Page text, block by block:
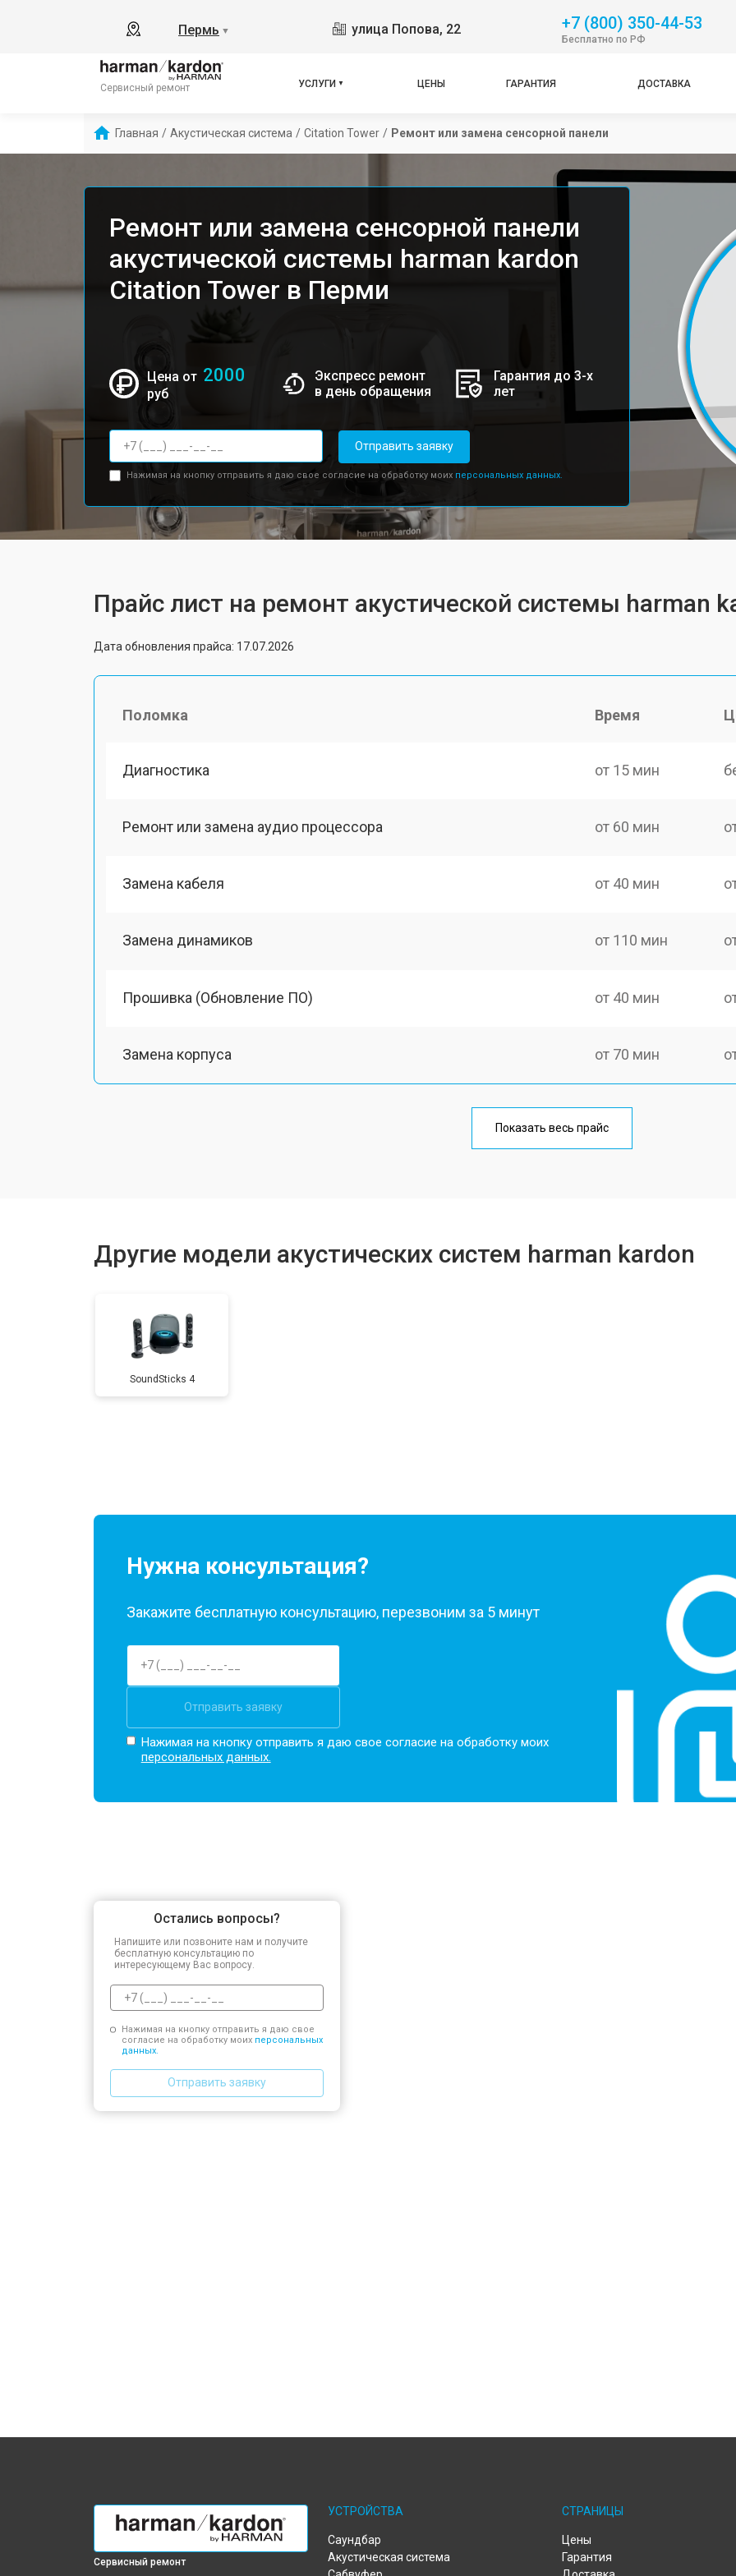
Пермь ▼ улица Попова, 22 +7 (800) 350-44-53
Бесплатно по РФ
Сервисный ремонт УСЛУГИ ЦЕНЫ ГАРАНТИЯ ДОСТАВКА
Главная / Акустическая система / Citation Tower / Ремонт или замена сенсорной панели
Ремонт или замена сенсорной панели
акустической системы harman kardon
Citation Tower в Перми
Цена от 2000
руб
Экспресс ремонт
в день обращения
Гарантия до 3-х
лет
Отправить заявку
Нажимая на кнопку отправить я даю свое согласие на обработку моих персональных данных.
Прайс лист на ремонт акустической системы harman
Дата обновления прайса: 17.07.2026
Поломка Время
Диагностика от 15 мин
Ремонт или замена аудио процессора от 60 мин
Замена кабеля от 40 мин
Замена динамиков от 110 мин
Прошивка (Обновление ПО) от 40 мин
Замена корпуса от 70 мин
от 40 мин
Показать весь прайс
Другие модели акустических систем harman kardon
SoundSticks 4
Нужна консультация?
Закажите бесплатную консультацию, перезвоним за 5 минут
Отправить заявку
Нажимая на кнопку отправить я даю свое согласие на обработку моих
персональных данных.
Остались вопросы?
Напишите или позвоните нам и получите
бесплатную консультацию по
интересующему Вас вопросу.
Нажимая на кнопку отправить я даю свое
согласие на обработку моих персональных
данных.
Отправить заявку
Сервисный ремонт
УСТРОЙСТВА
Саундбар
Акустическая система
СТРАНИЦЫ
Цены
Гарантия